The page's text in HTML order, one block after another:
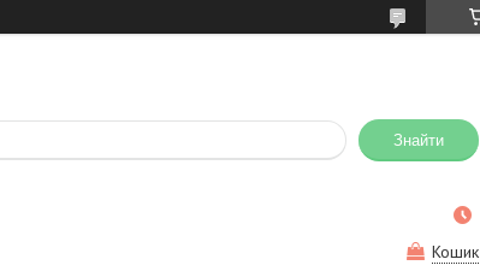
Знайти
Кошик